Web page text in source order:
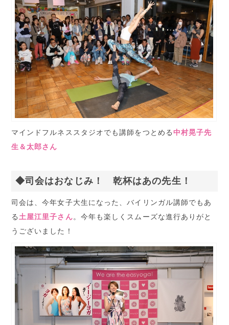
マインドフルネススタジオでも講師をつとめる 中村晃子先
生＆太郎さん
◆司会はおなじみ！ 乾杯はあの先生！
司会は、今年女子大生になった、バイリンガル講師でもあ
る 土屋江里子さん 。今年も楽しくスムーズな進行ありがと
うございました！